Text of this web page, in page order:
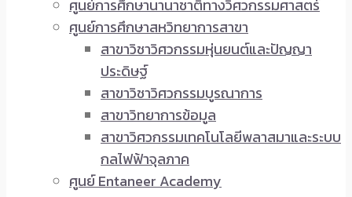
ศูนย์การศึกษานานาชาติทางวิศวกรรมศาสตร์
ศูนย์การศึกษาสหวิทยาการสาขา
สาขาวิชาวิศวกรรมหุ่นยนต์และปัญญา
ประดิษฐ์
สาขาวิชาวิศวกรรมบูรณาการ
สาขาวิทยาการข้อมูล
สาขาวิศวกรรมเทคโนโลยีพลาสมาและระบบ
กลไฟฟ้าจุลภาค
ศูนย์ Entaneer Academy